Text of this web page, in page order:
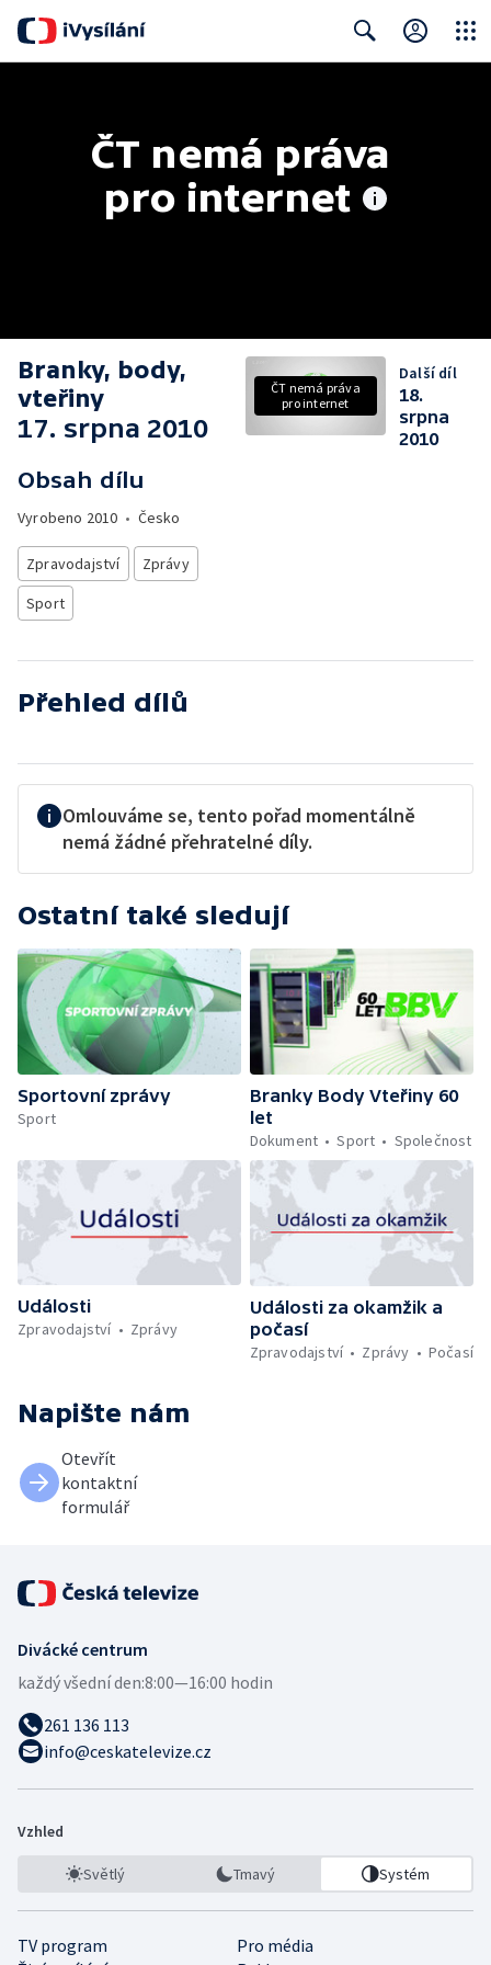
ČT nemá práva
pro internet
Branky, body,
vteřiny
17. srpna 2010
Obsah dílu
Vyrobeno 2010 • Česko
Zpravodajství
Zprávy
Sport
ČT nemá práva
pro internet
Další díl
18.
srpna
2010
Přehled dílů
Omlouváme se, tento pořad momentálně
nemá žádné přehratelné díly.
Ostatní také sledují
Sportovní zprávy
Sport
Branky Body Vteřiny 60
let
Dokument
Sport Společnost
Události
Zpravodajství
Zprávy
Události za okamžik a
počasí
Zpravodajství
Zprávy Počasí
Napište nám
Otevřít
kontaktní
formulář
Divácké centrum
každý všední den:8:00—16:00 hodin
261 136 113
info@ceskatelevize.cz
Vzhled
Světlý Tmavý Systém
TV program
Pro média